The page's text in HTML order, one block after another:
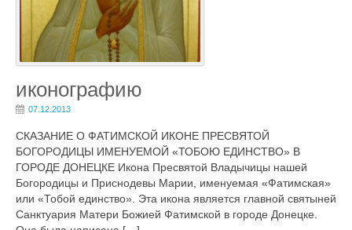
иконографию
07.12.2013
СКАЗАНИЕ О ФАТИМСКОЙ ИКОНЕ ПРЕСВЯТОЙ
БОГОРОДИЦЫ ИМЕНУЕМОЙ «ТОБОЮ ЕДИНСТВО» В
ГОРОДЕ ДОНЕЦКЕ Икона Пресвятой Владычицы нашей
Богородицы и Приснодевы Марии, именуемая «Фатимская»
или «Тобой единство». Эта икона является главной святыней
Санктуария Матери Божией Фатимской в городе Донецке.